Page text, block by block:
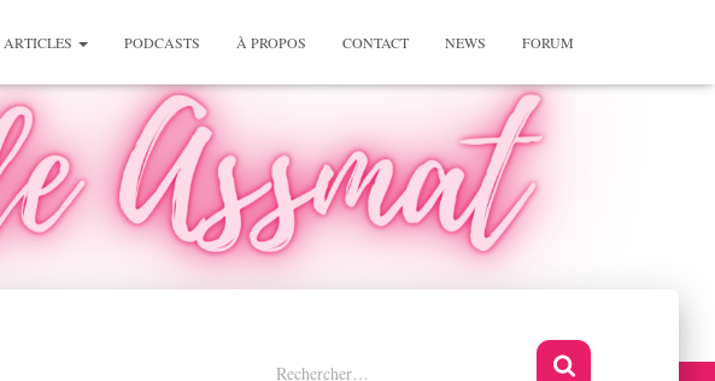
ARTICLES PODCASTS À PROPOS CONTACT NEWS FORUM
R
Rechercher…